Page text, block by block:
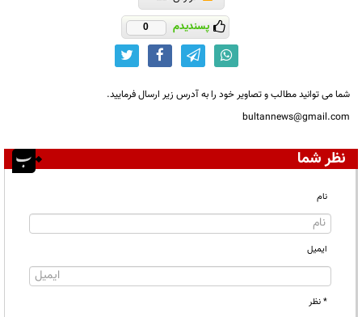
پسندیدم 0
شما می توانید مطالب و تصاویر خود را به آدرس زیر ارسال فرمایید.
bultannews@gmail.com
نظر شما
نام
ایمیل
* نظر